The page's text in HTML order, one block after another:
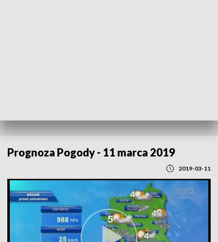
Prognoza Pogody - 11 marca 2019
2019-03-11